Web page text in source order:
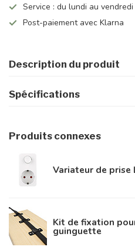
Service : du lundi au
Post-paiement avec Klarna
Description du produit
Spécifications
Produits connexes
Variateur de prise
Kit de fixation
guinguette